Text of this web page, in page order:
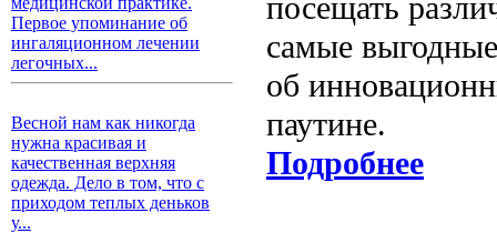
Первое упоминание об
ингаляционном лечении
легочных...
Весной нам как никогда
нужна красивая и
качественная верхняя
одежда. Дело в том, что с
приходом теплых деньков
у...
посещать
самые
об
паутине.
Подробнее